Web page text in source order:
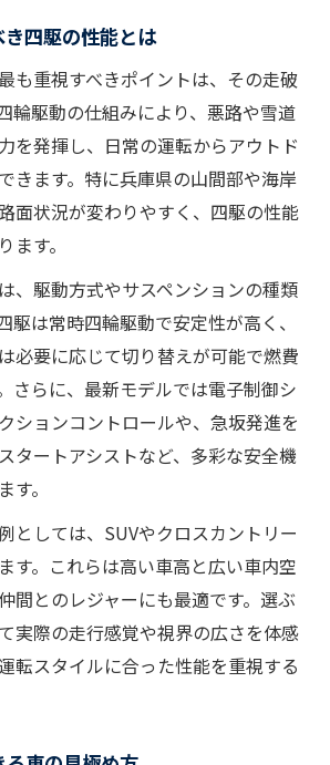
楽しむアウトドア体験の魅力
と四駆を楽しむ交流のポイント
った四駆アクティビティの始め方
向の車選びとは何か
るアウトドアライフの始め方
車の選び方で変わる体験
アを満喫できる車の条件とは
勝手が広がる四駆の魅力解説
ア好き必見の車選びポイント
を知る兵庫県での体験
する四駆の走行性能とは
でしか味わえない四駆体験談
で感じる四駆の安心感とは
注目する四駆の魅力を解説
車を兵庫県で探すコツ
重視すべきポイントまとめ
理想の四駆車を見つける方法
四駆の性能とは
も重視すべきポイントは、その走破
輪駆動の仕組みにより、悪路や雪道
を発揮し、日常の運転からアウトド
きます。特に兵庫県の山間部や海岸
面状況が変わりやすく、四駆の性能
ます。
、駆動方式やサスペンションの種類
駆は常時四輪駆動で安定性が高く、
必要に応じて切り替えが可能で燃費
さらに、最新モデルでは電子制御シ
ションコントロールや、急坂発進を
タートアシストなど、多彩な安全機
。
としては、SUVやクロスカントリー
す。これらは高い車高と広い車内空
間とのレジャーにも最適です。選ぶ
実際の走行感覚や視界の広さを体感
転スタイルに合った性能を重視する